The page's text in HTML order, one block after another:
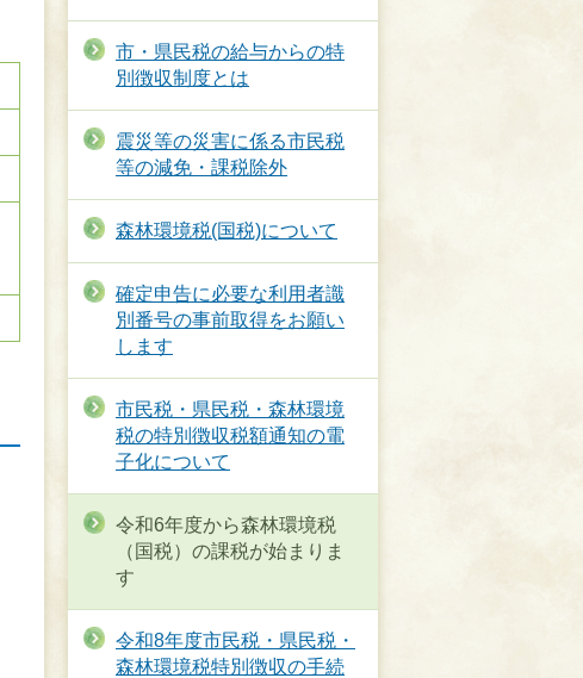
市・県民税の給与からの特
別徴収制度とは
震災等の災害に係る市民税
等の減免・課税除外
森林環境税(国税)について
確定申告に必要な利用者識
別番号の事前取得をお願い
します
市民税・県民税・森林環境
税の特別徴収税額通知の電
子化について
令和6年度から森林環境税
（国税）の課税が始まりま
す
令和8年度市民税・県民税・
森林環境税特別徴収の手続